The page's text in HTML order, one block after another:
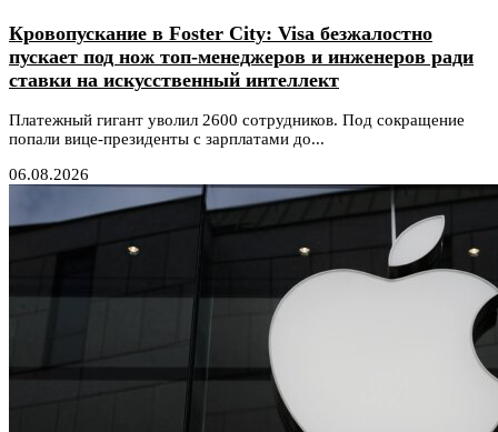
Кровопускание в Foster City: Visa безжалостно
пускает под нож топ-менеджеров и инженеров ради
ставки на искусственный интеллект
Платежный гигант уволил 2600 сотрудников. Под сокращение
попали вице-президенты с зарплатами до...
06.08.2026